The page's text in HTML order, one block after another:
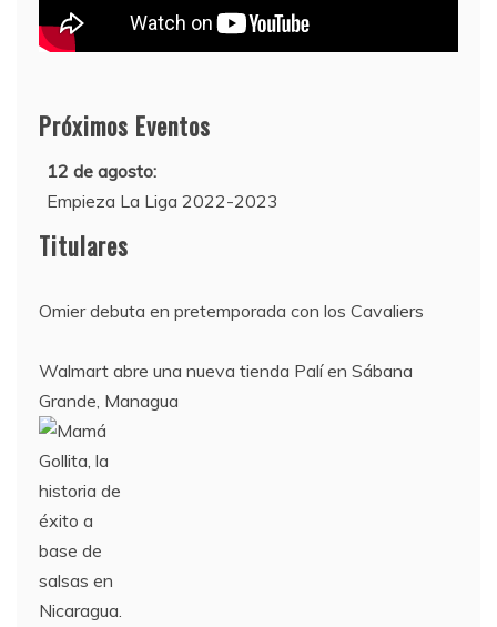
Próximos Eventos
12 de agosto:
Empieza La Liga 2022-2023
10 de agosto:
Supercopa de Europa 2022
Titulares
Omier debuta en pretemporada con los Cavaliers
Walmart abre una nueva tienda Palí en Sábana
Grande, Managua